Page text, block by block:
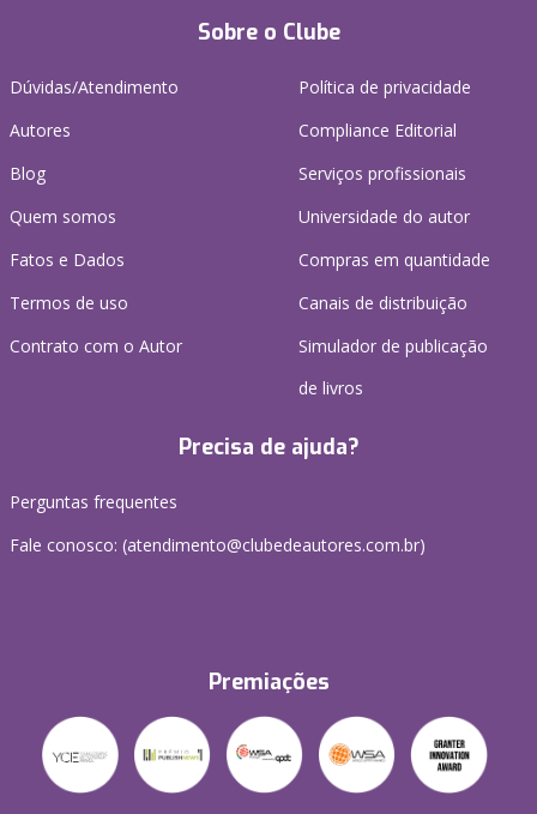
Sobre o Clube
Dúvidas/Atendimento
Autores
Blog
Quem somos
Fatos e Dados
Termos de uso
Contrato com o Autor
Política de privacidade
Compliance Editorial
Serviços profissionais
Universidade do autor
Compras em quantidade
Canais de distribuição
Simulador de publicação
de livros
Precisa de ajuda?
Perguntas frequentes
Fale conosco: (atendimento@clubedeautores.com.br)
Premiações